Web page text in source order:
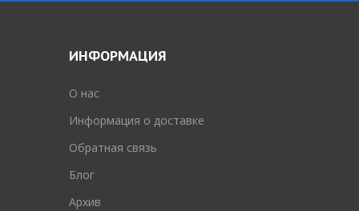
ИНФОРМАЦИЯ
O нас
Информация о доставке
Обратная связь
Блог
Архив